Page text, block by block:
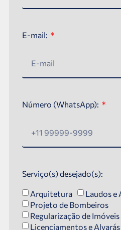
E-mail:
Número (WhatsApp):
Serviço(s) desejado(s):
Arquitetura
Laudos e
Projeto de Bombeiros
Regularização de Imóveis
Licenciamentos e Alvarás